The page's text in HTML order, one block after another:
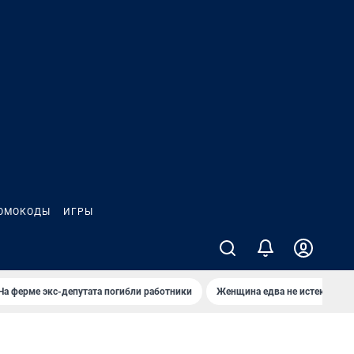
ИГРЫ
ферме экс-депутата погибли работники Женщина едва не истекла